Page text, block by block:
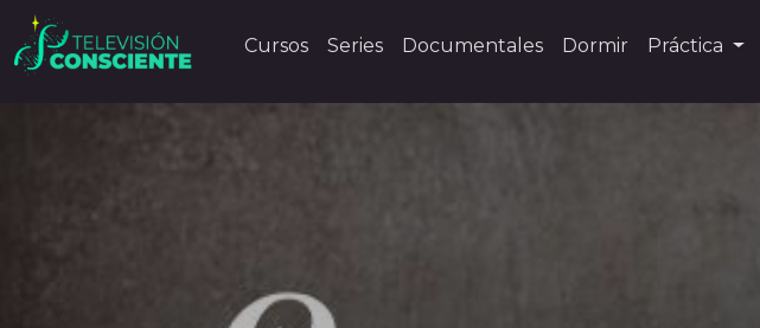
Cursos Series Documentales Dormir Práctica